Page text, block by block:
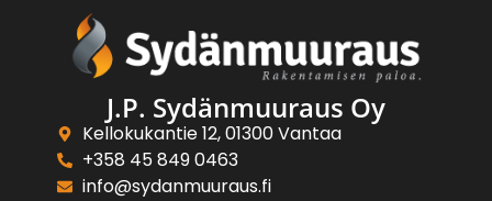
J.P. Sydänmuuraus Oy
Kellokukantie 12, 01300 Vantaa
+358 45 849 0463
info@sydanmuuraus.fi